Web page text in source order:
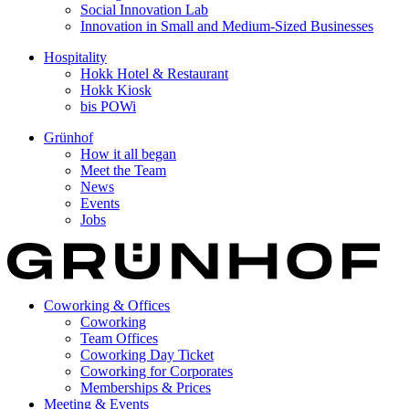
Social Innovation Lab
Innovation in Small and Medium-Sized Businesses
Hospitality
Hokk Hotel & Restaurant
Hokk Kiosk
bis POWi
Grünhof
How it all began
Meet the Team
News
Events
Jobs
Coworking & Offices
Coworking
Team Offices
Coworking Day Ticket
Coworking for Corporates
Memberships & Prices
Meeting & Events